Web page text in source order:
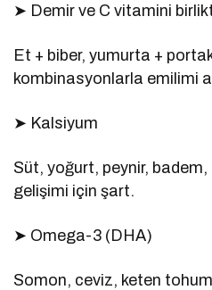
➤ Demir ve C vitamini
Et + biber, yumurta +
kombinasyonlarla emilimi
➤ Kalsiyum
Süt, yoğurt, peynir,
gelişimi için şart.
➤ Omega-3 (DHA)
Somon, ceviz, keten